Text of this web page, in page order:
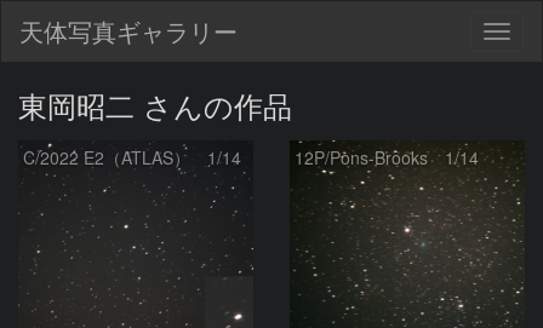
天体写真ギャラリー
東岡昭二 さんの作品
C/2022 E2（ATLAS） 1/14 12P/Pons-Brooks 1/14